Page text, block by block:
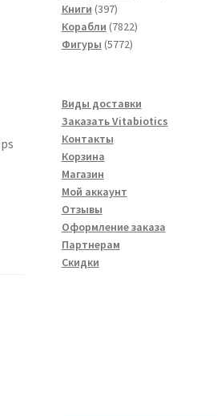
Книги 397397
товаров
Корабли 78227822
Фигуры 57725772
Виды доставки
Заказать Vitabiotics
Контакты
Корзина
Магазин
Мой аккаунт
Отзывы
Оформление заказа
Партнерам
Скидки